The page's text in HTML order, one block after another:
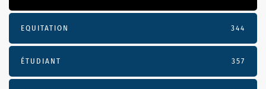
EQUITATION 344
ÉTUDIANT 357